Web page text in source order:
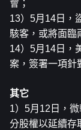
會；
13）5月14日，
駭客，或將面臨
14）5月14日，
案，簽署一項針
其它
1）5月12日，
分股權以延續存